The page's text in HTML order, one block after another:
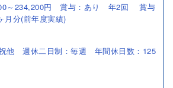
～234,200円 賞与：あり 年2回 賞与
月分(前年度実績)
他 週休二日制：毎週 年間休日数：125